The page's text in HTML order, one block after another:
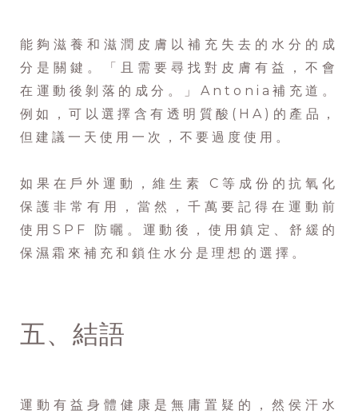
能夠滋養和滋潤皮膚以補充失去的水分的成
分是關鍵。「且需要尋找對皮膚有益，不會
在運動後剝落的成分。」Antonia補充道。
例如，可以選擇含有透明質酸(HA)的產品，
但建議一天使用一次，不要過度使用。
如果在戶外運動，維生素 C等成份的抗氧化
保護非常有用，當然，千萬要記得在運動前
使用SPF 防曬。運動後，使用鎮定、舒緩的
保濕霜來補充和鎖住水分是理想的選擇。
五、結語
運動有益身體健康是無庸置疑的，然侯汗水